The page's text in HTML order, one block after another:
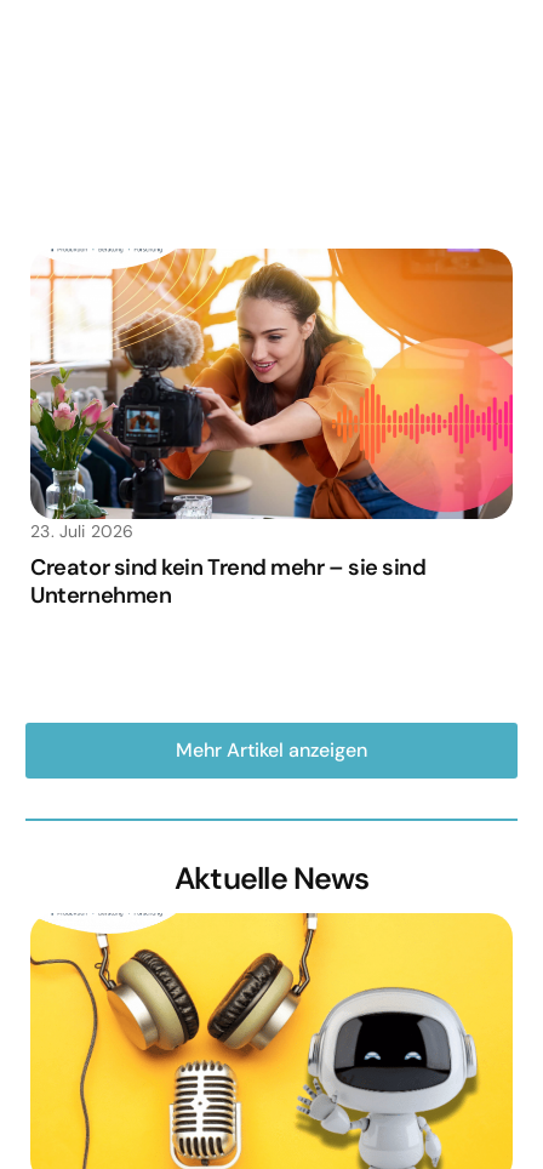
Creator sind kein Trend mehr – sie sind
Unternehmen
23. Juli 2026
Mehr Artikel anzeigen
Aktuelle News